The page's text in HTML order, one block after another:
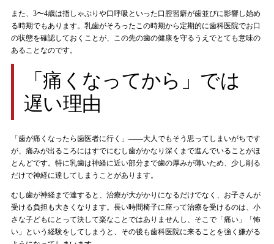
また、3〜4歳は指しゃぶりや口呼吸といった口腔習癖が歯並びに影響し始め
る時期でもあります。乳歯がそろったこの時期から定期的に歯科医院でお口
の状態を確認しておくことが、この先の歯の健康を守るうえでとても意味の
あることなのです。
「痛くなってから」では
遅い理由
「歯が痛くなったら歯医者に行く」——大人でもそう思ってしまいがちです
が、痛みが出るころにはすでにむし歯がかなり深くまで進んでいることがほ
とんどです。特に乳歯は神経に近い部分まで歯の厚みが薄いため、少し削る
だけで神経に達してしまうことがあります。
むし歯が神経まで達すると、治療が大がかりになるだけでなく、お子さんが
受ける負担も大きくなります。長い時間椅子に座って治療を受けるのは、小
さな子どもにとって決して楽なことではありませんし、そこで「痛い」「怖
い」という経験をしてしまうと、その後も歯科医院に来ることを強く嫌がる